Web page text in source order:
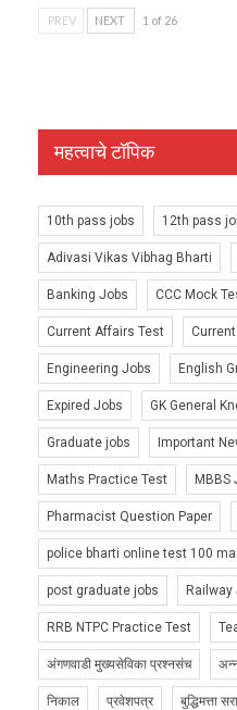
PREV NEXT 1 of 26
महत्वाचे टॉपिक
10th pass jobs 12th pass
Adivasi Vikas Vibhag Bharti
Banking Jobs CCC Mock
Current Affairs Test
Engineering Jobs English
Expired Jobs GK General
Graduate jobs Important
Maths Practice Test MBBS
Pharmacist Question Paper
police bharti online test 100
post graduate jobs Railway
RRB NTPC Practice Test
अंगणवाडी मुख्यसेविका प्रश्नसंच
निकाल प्रवेशपत्र बुद्धिमत्ता